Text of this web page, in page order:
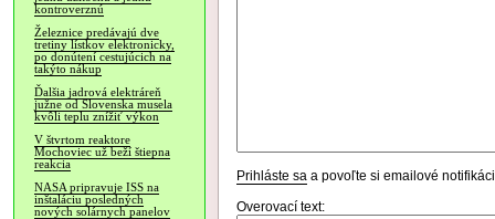
kontroverznú
Železnice predávajú dve
tretiny lístkov elektronicky,
po donútení cestujúcich na
takýto nákup
Ďalšia jadrová elektráreň
južne od Slovenska musela
kvôli teplu znížiť výkon
V štvrtom reaktore
Mochoviec už beží štiepna
reakcia
NASA pripravuje ISS na
inštaláciu posledných
nových solárnych panelov
Prihláste sa a povoľte si emailové
Overovací text: